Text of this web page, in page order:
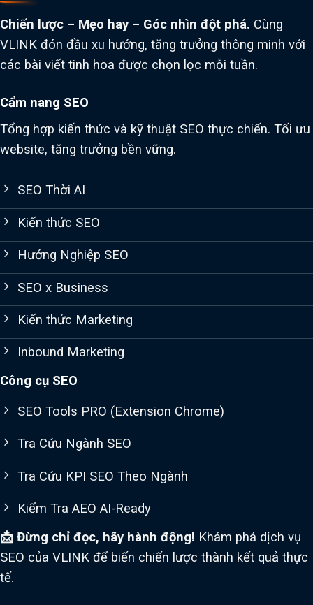
Chiến lược – Mẹo hay – Góc nhìn đột phá. Cùng
VLINK đón đầu xu hướng, tăng trưởng thông minh với
các bài viết tinh hoa được chọn lọc mỗi tuần.
Cẩm nang SEO
Tổng hợp kiến thức và kỹ thuật SEO thực chiến. Tối ưu
website, tăng trưởng bền vững.
SEO Thời AI
Kiến thức SEO
Hướng Nghiệp SEO
SEO x Business
Kiến thức Marketing
Inbound Marketing
Công cụ SEO
SEO Tools PRO (Extension Chrome)
Tra Cứu Ngành SEO
Tra Cứu KPI SEO Theo Ngành
Kiểm Tra AEO AI-Ready
📩 Đừng chỉ đọc, hãy hành động! Khám phá dịch vụ
SEO của VLINK để biến chiến lược thành kết quả thực
tế.